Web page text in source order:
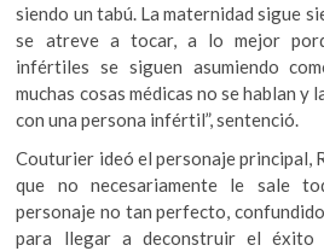
siendo un tabú. La maternidad sigue
se atreve a tocar, a lo mejor
infértiles se siguen asumiendo
muchas cosas médicas no se hablan y
con una persona infértil”, sentenció.
Couturier ideó el personaje principal,
que no necesariamente le sale
personaje no tan perfecto,
para llegar a deconstruir el